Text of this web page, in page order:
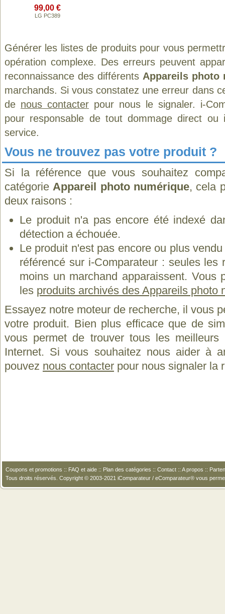
99,00 €
LG PC389
Générer les listes de produits pour vous
opération complexe. Des erreurs peuvent
reconnaissance des différents Appareils photo
marchands. Si vous constatez une erreur dans
de nous contacter pour nous le signaler. i-
pour responsable de tout dommage direct
service.
Vous ne trouvez pas votre produit ?
Si la référence que vous souhaitez
catégorieAppareil photo numérique, cela
deux raisons :
Le produit n'a pas encore été indexé
détection a échouée.
Le produit n'est pas encore ou plus
référencé sur i-Comparateur : seules les
moins un marchand apparaissent. Vous
les produits archivés des Appareils photo
Essayez notre moteur de recherche, il vous
votre produit. Bien plus efficace que de
vous permet de trouver tous les
Internet. Si vous souhaitez nous aider à
pouvez nous contacter pour nous signaler la
Coupons et promotions :: FAQ et aide :: Plan des catégories :: Contact :: A propos ::
Tous droits réservés. Copyright © 2003-2021 iComparateur / eComparateur® vous